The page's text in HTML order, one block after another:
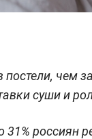
чем
суши и
россиян